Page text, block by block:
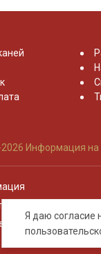
Я даю согласие
Информация на
персональных
соглашение